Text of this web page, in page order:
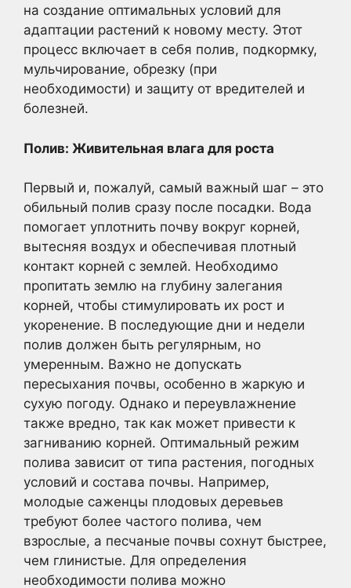
на создание оптимальных условий для
адаптации растений к новому месту. Этот
процесс включает в себя полив, подкормку,
мульчирование, обрезку (при
необходимости) и защиту от вредителей и
болезней.
Полив: Живительная влага для роста
Первый и, пожалуй, самый важный шаг – это
обильный полив сразу после посадки. Вода
помогает уплотнить почву вокруг корней,
вытесняя воздух и обеспечивая плотный
контакт корней с землей. Необходимо
пропитать землю на глубину залегания
корней, чтобы стимулировать их рост и
укоренение. В последующие дни и недели
полив должен быть регулярным, но
умеренным. Важно не допускать
пересыхания почвы, особенно в жаркую и
сухую погоду. Однако и переувлажнение
также вредно, так как может привести к
загниванию корней. Оптимальный режим
полива зависит от типа растения, погодных
условий и состава почвы. Например,
молодые саженцы плодовых деревьев
требуют более частого полива, чем
взрослые, а песчаные почвы сохнут быстрее,
чем глинистые. Для определения
необходимости полива можно